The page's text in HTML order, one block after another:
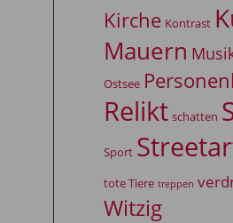
Kirche Kontrast
Mauern
Ostsee
Relikt schatten
Sport
tote Tiere treppen
Witzig